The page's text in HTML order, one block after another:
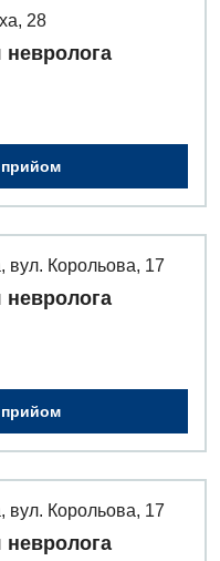
28
невролога
прийом
вул. Корольова, 17
невролога
прийом
вул. Корольова, 17
невролога